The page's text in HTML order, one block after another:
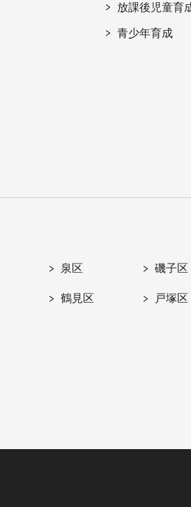
放課後児童育
青少年育成
泉区 磯子区
鶴見区 戸塚区